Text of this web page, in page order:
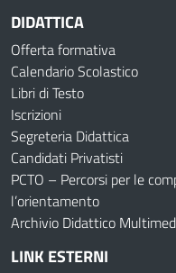
DIDATTICA
Offerta formativa
Calendario Scolastico
Libri di Testo
Iscrizioni
Segreteria Didattica
Candidati Privatisti
PCTO – Percorsi per le
l’orientamento
Archivio Didattico
LINK ESTERNI